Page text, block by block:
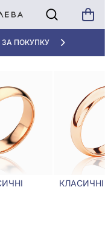
ГРАМ